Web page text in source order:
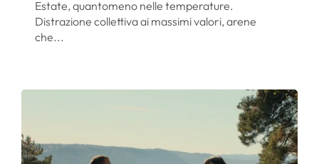
Estate, quantomeno nelle temperature.
Distrazione collettiva ai massimi valori, arene
che...